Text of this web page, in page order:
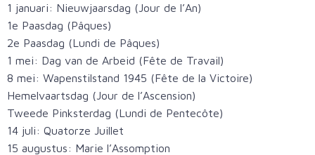
1 januari: Nieuwjaarsdag (Jour de l’An)
1e Paasdag (Pâques)
2e Paasdag (Lundi de Pâques)
1 mei: Dag van de Arbeid (Fête de Travail)
8 mei: Wapenstilstand 1945 (Fête de la Victoire)
Hemelvaartsdag (Jour de l’Ascension)
Tweede Pinksterdag (Lundi de Pentecôte)
14 juli: Quatorze Juillet
15 augustus: Marie l’Assomption